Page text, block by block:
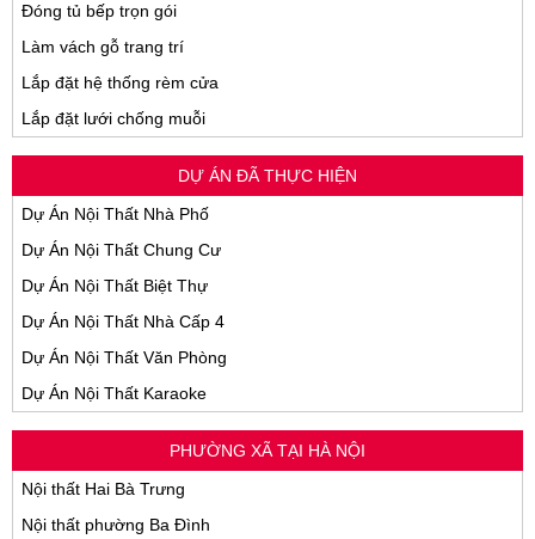
Đóng tủ bếp trọn gói
Làm vách gỗ trang trí
Lắp đặt hệ thống rèm cửa
Lắp đặt lưới chống muỗi
DỰ ÁN ĐÃ THỰC HIỆN
Dự Án Nội Thất Nhà Phố
Dự Án Nội Thất Chung Cư
Dự Án Nội Thất Biệt Thự
Dự Án Nội Thất Nhà Cấp 4
Dự Án Nội Thất Văn Phòng
Dự Án Nội Thất Karaoke
PHƯỜNG XÃ TẠI HÀ NỘI
Nội thất Hai Bà Trưng
Nội thất phường Ba Đình